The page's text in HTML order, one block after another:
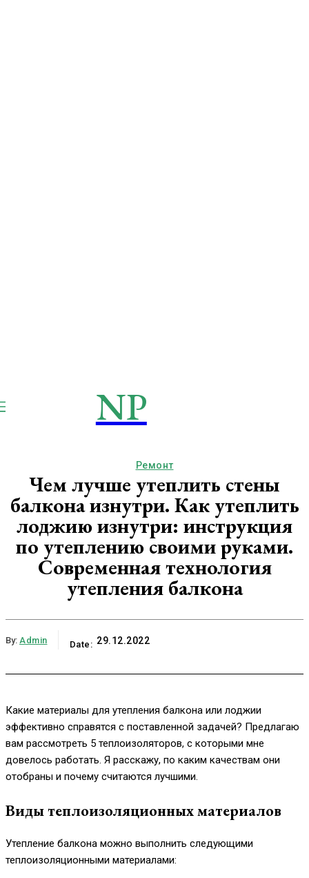
NP
Ремонт
Чем лучше утеплить стены
балкона изнутри. Как утеплить
лоджию изнутри: инструкция
по утеплению своими руками.
Современная технология
утепления балкона
By: Admin Date: 29.12.2022
Какие материалы для утепления балкона или лоджии
эффективно справятся с поставленной задачей? Предлагаю
вам рассмотреть 5 теплоизоляторов, с которыми мне
довелось работать. Я расскажу, по каким качествам они
отобраны и почему считаются лучшими.
Виды теплоизоляционных материалов
Утепление балкона можно выполнить следующими
теплоизоляционными материалами: